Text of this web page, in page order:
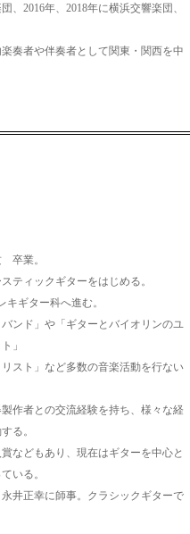
、2016年、2018年に横浜交響楽団、
奏者や伴奏者として関東・関西を中
卒業。
ティックギターをはじめる。
ギター科へ進む。
ンド」や「ギターとバイオリンのユ
」
スト」など多数の音楽活動を行ない
作者との交流経験を持ち、様々な経
る。
などもあり、現在はギターを中心と
いる。
井正幸に師事。クラシックギターで